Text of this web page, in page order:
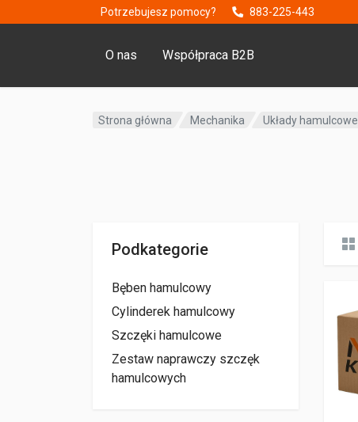
Potrzebujesz pomocy? 883-225-443
O nas Współpraca B2B
Strona główna Mechanika Układy hamulcowe
Podkategorie
Bęben hamulcowy
Cylinderek hamulcowy
Szczęki hamulcowe
Zestaw naprawczy szczęk
hamulcowych